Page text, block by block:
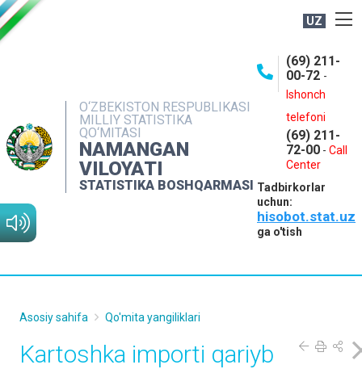
UZ
O‘ZBEKISTON RESPUBLIKASI
MILLIY STATISTIKA
QO‘MITASI
NAMANGAN
VILOYATI
STATISTIKA BOSHQARMASI
(69) 211-
00-72 -
Ishonch
telefoni
(69) 211-
72-00 - Call
Center
Tadbirkorlar
uchun:
hisobot.stat.uz
ga o'tish
NASHRLAR
INTERAKTIV XIZMATLAR
MATBUOT XIZMATI
MUROJAATLAR
Asosiy sahifa Qo'mita yangiliklari
Kartoshka importi qariyb